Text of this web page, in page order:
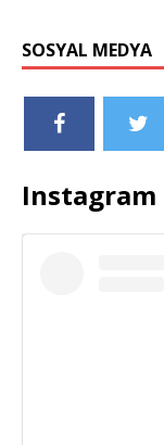
SOSYAL MEDYA
Instagram